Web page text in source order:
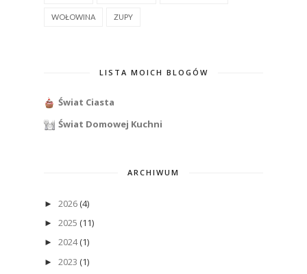
WOŁOWINA ZUPY
LISTA MOICH BLOGÓW
Świat Ciasta
Świat Domowej Kuchni
ARCHIWUM
► 2026 (4)
► 2025 (11)
► 2024 (1)
► 2023 (1)